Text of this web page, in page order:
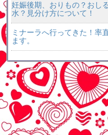
妊娠後期、おりもの？おし
水？見分け方について！
ミナーラへ行ってきた！率
ます。